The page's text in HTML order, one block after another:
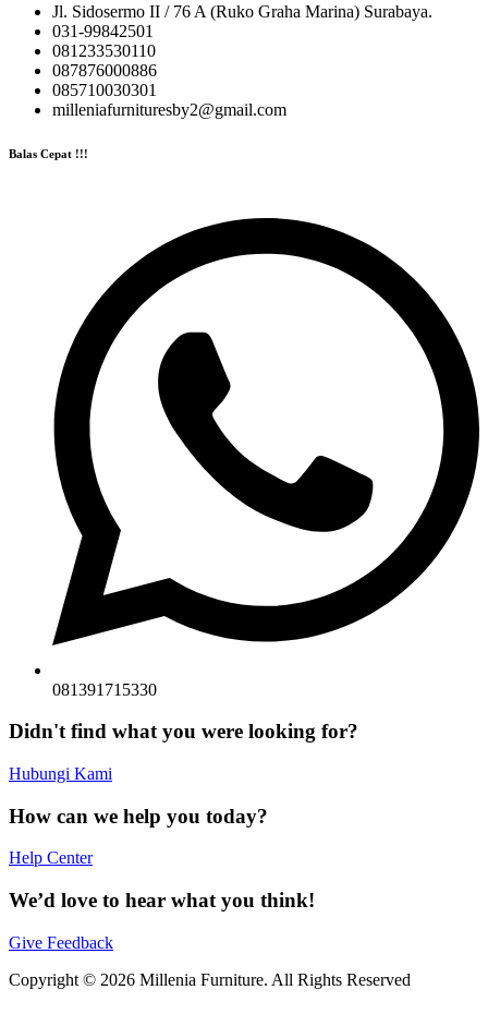
Jl. Sidosermo II / 76 A (Ruko Graha Marina) Surabaya.
031-99842501
081233530110
087876000886
085710030301
milleniafurnituresby2@gmail.com
Balas Cepat !!!
081391715330
Didn't find what you were looking for?
Hubungi Kami
How can we help you today?
Help Center
We’d love to hear what you think!
Give Feedback
Copyright © 2026 Millenia Furniture. All Rights Reserved